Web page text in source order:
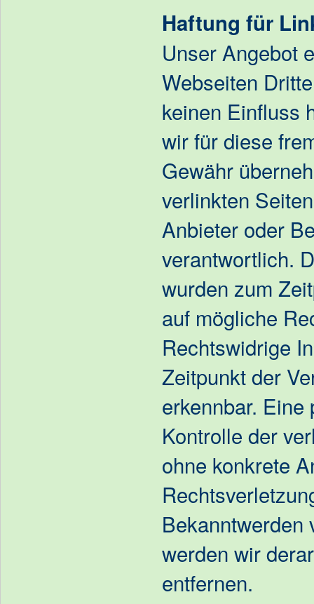
Haftung für
Unser Angebot
Webseiten
keinen Einfluss
wir für diese
Gewähr
verlinkten
Anbieter oder
verantwortlich.
wurden zum
auf mögliche
Rechtswidrige
Zeitpunkt der
erkennbar.
Kontrolle der
ohne konkrete
Bekanntwerden
werden wir
entfernen.